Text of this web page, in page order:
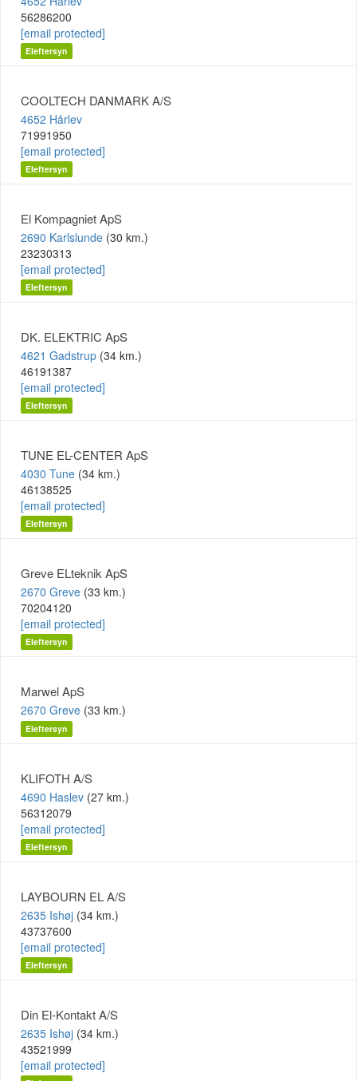
56286200
[email protected]
Eleftersyn
COOLTECH DANMARK A/S
4652 Hårlev
71991950
[email protected]
Eleftersyn
El Kompagniet ApS
2690 Karlslunde (30 km.)
23230313
[email protected]
Eleftersyn
DK. ELEKTRIC ApS
4621 Gadstrup (34 km.)
46191387
[email protected]
Eleftersyn
TUNE EL-CENTER ApS
4030 Tune (34 km.)
46138525
[email protected]
Eleftersyn
Greve ELteknik ApS
2670 Greve (33 km.)
70204120
[email protected]
Eleftersyn
Marwel ApS
2670 Greve (33 km.)
Eleftersyn
KLIFOTH A/S
4690 Haslev (27 km.)
56312079
[email protected]
Eleftersyn
LAYBOURN EL A/S
2635 Ishøj (34 km.)
43737600
[email protected]
Eleftersyn
Din El-Kontakt A/S
2635 Ishøj (34 km.)
43521999
[email protected]